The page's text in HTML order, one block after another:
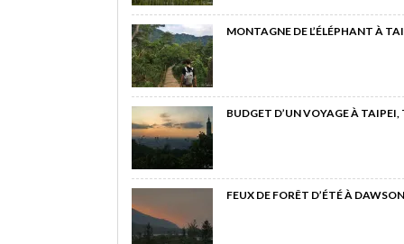
MONTAGNE DE L’ÉLÉPHANT À
BUDGET D’UN VOYAGE À
FEUX DE FORÊT D’ÉTÉ À